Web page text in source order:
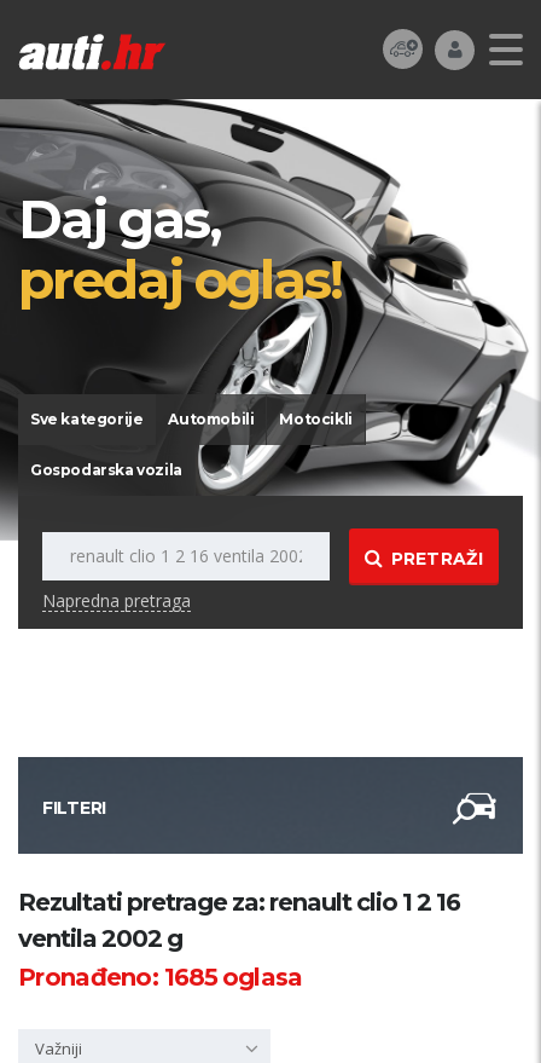
Daj gas,
predaj oglas!
Sve kategorije Automobili Motocikli
Gospodarska vozila
PRETRAŽI
Napredna pretraga
FILTERI
Kategorija
Županija
Rezultati pretrage za: renault clio 1 2 16
ventila 2002 g
Pronađeno: 1685oglasa
Važniji